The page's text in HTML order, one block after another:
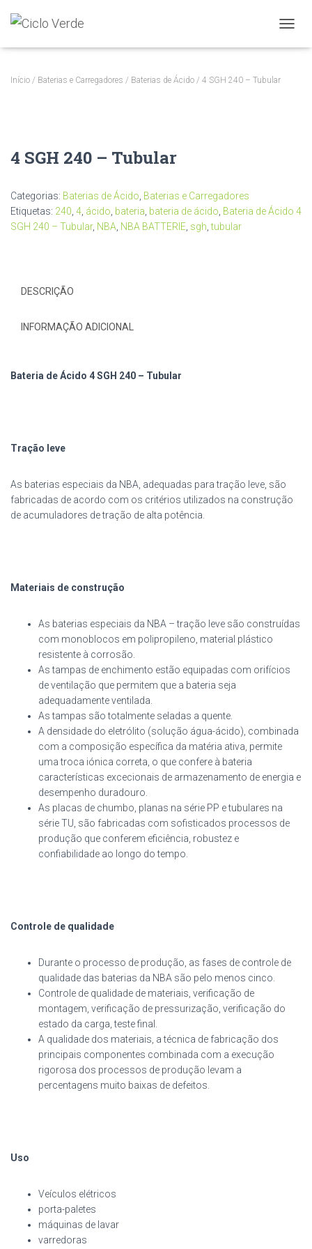
L
G
Início / Baterias e Carregadores / Baterias de Ácido / 4 SGH 240 – Tubular
4 SGH 240 – Tubular
Categorias: Baterias de Ácido Baterias e Carregadores
Etiquetas: 240 4 ácido bateria bateria de ácido Bateria de Ácido 4
SGH 240 – Tubular, NBA NBA BATTERIE sgh ,tubular
DESCRIÇÃO
INFORMAÇÃO ADICIONAL
Bateria de Ácido 4 SGH 240 – Tubular
Tração leve
As baterias especiais da NBA, adequadas para tração leve, são
fabricadas de acordo com os critérios utilizados na construção
de acumuladores de tração de alta potência.
Materiais de construção
As baterias especiais da NBA – tração leve são construídas
com monoblocos em polipropileno, material plástico
resistente à corrosão.
As tampas de enchimento estão equipadas com orifícios
de ventilação que permitem que a bateria seja
adequadamente ventilada.
As tampas são totalmente seladas a quente.
A densidade do eletrólito (solução água-ácido), combinada
com a composição específica da matéria ativa, permite
uma troca iónica correta, o que confere à bateria
características excecionais de armazenamento de energia e
desempenho duradouro.
As placas de chumbo, planas na série PP e tubulares na
série TU, são fabricadas com sofisticados processos de
produção que conferem eficiência, robustez e
confiabilidade ao longo do tempo.
Controle de qualidade
Durante o processo de produção, as fases de controle de
qualidade das baterias da NBA são pelo menos cinco.
Controle de qualidade de materiais, verificação de
montagem, verificação de pressurização, verificação do
estado da carga, teste final.
A qualidade dos materiais, a técnica de fabricação dos
principais componentes combinada com a execução
rigorosa dos processos de produção levam a
percentagens muito baixas de defeitos.
Uso
Veículos elétricos
porta-paletes
máquinas de lavar
varredoras